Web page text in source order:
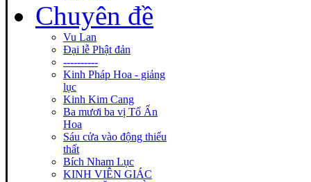
Chuyên đề
Vu Lan
Đại lễ Phật đản
----------
Kinh Pháp Hoa - giảng
lục
Kinh Kim Cang
Ba mươi ba vị Tổ Ấn
Hoa
Sáu cửa vào động thiếu
thất
Bích Nham Lục
KINH VIÊN GIÁC